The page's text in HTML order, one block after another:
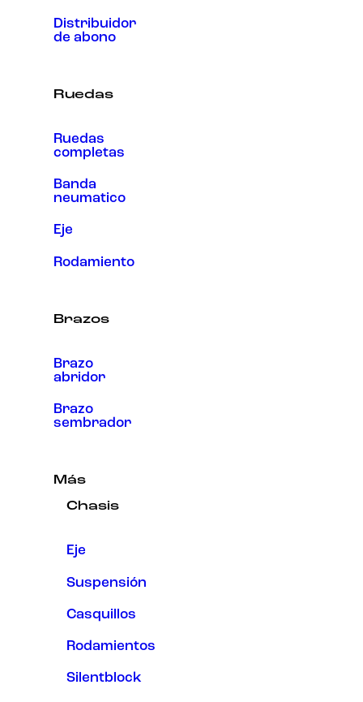
Distribuidor
de abono
Ruedas
Ruedas
completas
Banda
neumatico
Eje
Rodamiento
Brazos
Brazo
abridor
Brazo
sembrador
Más
Chasis
Eje
Suspensión
Casquillos
Rodamientos
Silentblock